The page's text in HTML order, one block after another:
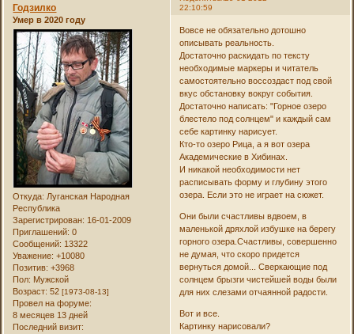
22:10:59
Годзилко
Умер в 2020 году
Откуда: Луганская Народная
Республика
Зарегистрирован: 16-01-2009
Приглашений: 0
Сообщений: 13322
Уважение: +10080
Позитив: +3968
Пол: Мужской
Возраст: 52[1973-08-13]
Провел на форуме:
8 месяцев 13 дней
Последний визит:
Вовсе не обязательно дотошно
описывать реальность.
Достаточно раскидать по тексту
необходимые маркеры и читатель
самостоятельно воссоздаст под свой
вкус обстановку вокруг события.
Достаточно написать: "Горное озеро
блестело под солнцем" и каждый сам
себе картинку нарисует.
Кто-то озеро Рица, а я вот озера
Академические в Хибинах.
И никакой необходимости нет
расписывать форму и глубину этого
озера. Если это не играет на сюжет.
Они были счастливы вдвоем, в
маленькой дряхлой избушке на берегу
горного озера.Счастливы, совершенно
не думая, что скоро придется
вернуться домой... Сверкающие под
солнцем брызги чистейшей воды были
для них слезами отчаянной радости.
Вот и все.
Картинку нарисовали?